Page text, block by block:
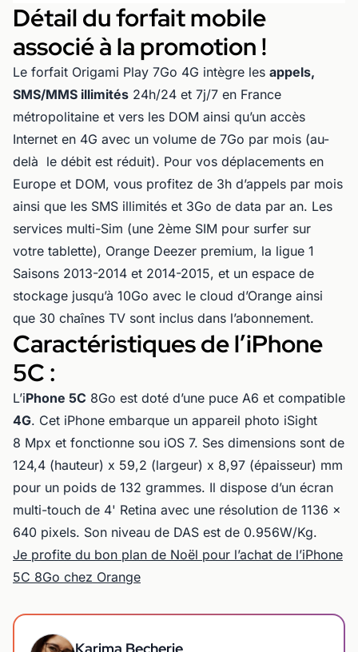
Détail du forfait mobile
associé à la promotion !
Le forfait Origami Play 7Go 4G intègre les appels,
SMS/MMS illimités 24h/24 et 7j/7 en France
métropolitaine et vers les DOM ainsi qu’un accès
Internet en 4G avec un volume de 7Go par mois (au-
delà le débit est réduit). Pour vos déplacements en
Europe et DOM, vous profitez de 3h d’appels par mois
ainsi que les SMS illimités et 3Go de data par an. Les
services multi-Sim (une 2ème SIM pour surfer sur
votre tablette), Orange Deezer premium, la ligue 1
Saisons 2013-2014 et 2014-2015, et un espace de
stockage jusqu’à 10Go avec le cloud d’Orange ainsi
que 30 chaînes TV sont inclus dans l’abonnement.
Caractéristiques de l’iPhone
5C :
L’iPhone 5C 8Go est doté d’une puce A6 et compatible
4G. Cet iPhone embarque un appareil photo iSight
8 Mpx et fonctionne sou iOS 7. Ses dimensions sont de
124,4 (hauteur) x 59,2 (largeur) x 8,97 (épaisseur) mm
pour un poids de 132 grammes. Il dispose d’un écran
multi-touch de 4' Retina avec une résolution de 1136 x
640 pixels. Son niveau de DAS est de 0.956W/Kg.
Je profite du bon plan de Noël pour l’achat de l’iPhone
5C 8Go chez Orange
Karima Becherie